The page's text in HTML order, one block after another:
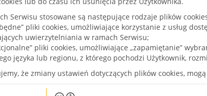
Serwisu stosowane są następujące rodzaje plików
pliki cookies, umożliwiające korzystanie z usług
uwierzytelniania w ramach Serwisu;
pliki cookies, umożliwiające „zapamiętanie”
języka lub regionu, z którego pochodzi Użytkownik,
że zmiany ustawień dotyczących plików cookies,